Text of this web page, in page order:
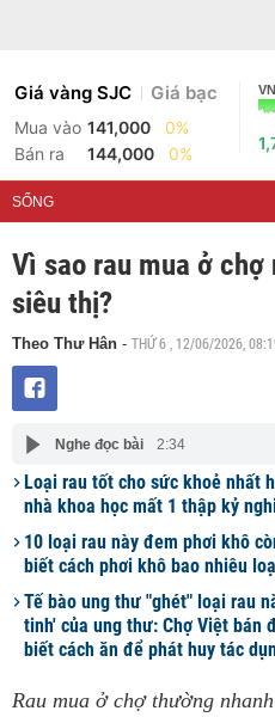
Giá vàng SJC Giá bạc
Mua vào 141,000
0%
Bán ra
144,000 0%
SỐNG
Vì sao rau mua ở chợ
siêu thị?
Theo Thư Hân - THỨ 6 , 12/06/2026,
Nghe đọc bài 2:34
Loại rau tốt cho sức khoẻ nhất
nhà khoa học mất 1 thập kỷ
10 loại rau này đem phơi khô
biết cách phơi khô bao nhiêu
Tế bào ung thư "ghét" loại rau
tinh' của ung thư: Chợ Việt bán
biết cách ăn để phát huy tác
Rau mua ở chợ thường